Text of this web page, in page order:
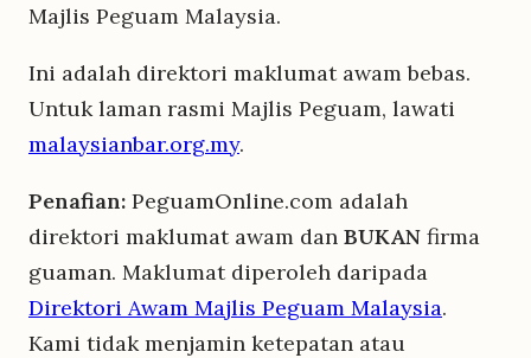
Majlis Peguam Malaysia.
Ini adalah direktori maklumat awam bebas.
Untuk laman rasmi Majlis Peguam, lawati
malaysianbar.org.my.
Penafian: PeguamOnline.com adalah
direktori maklumat awam dan BUKAN firma
guaman. Maklumat diperoleh daripada
Direktori Awam Majlis Peguam Malaysia.
Kami tidak menjamin ketepatan atau